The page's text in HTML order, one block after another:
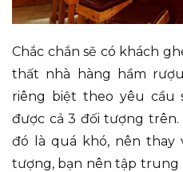
Chắc chắn sẽ có khách
thất nhà hàng hầm
riêng biệt theo yêu cầu
được cả 3 đối tượng
đó là quá khó, nên thay
tượng, bạn nên tập trung